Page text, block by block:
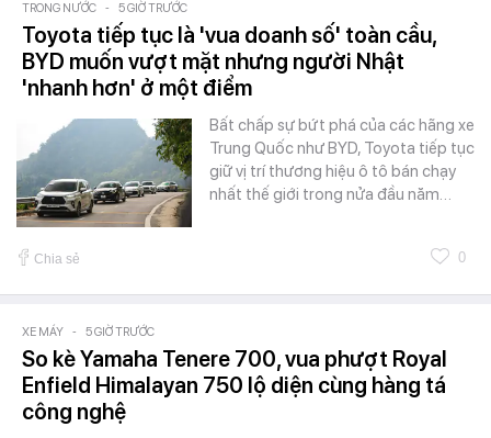
TRONG NƯỚC - 5 GIỜ TRƯỚC
Toyota tiếp tục là 'vua doanh số' toàn cầu,
BYD muốn vượt mặt nhưng người Nhật
'nhanh hơn' ở một điểm
Bất chấp sự bứt phá của các hãng xe
Trung Quốc như BYD, Toyota tiếp tục
giữ vị trí thương hiệu ô tô bán chạy
nhất thế giới trong nửa đầu năm…
Chia sẻ 0
XE MÁY - 5 GIỜ TRƯỚC
So kè Yamaha Tenere 700, vua phượt Royal
Enfield Himalayan 750 lộ diện cùng hàng tá
công nghệ